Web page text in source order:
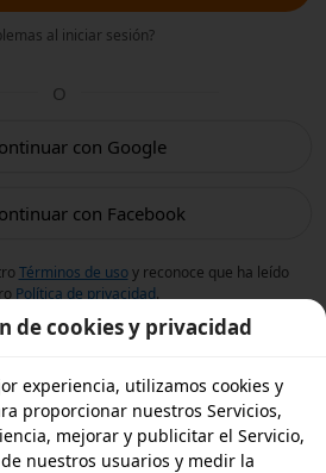
al iniciar sesión?
O
con Google
con Facebook
Términos de usoy reconoce que ha leído
Política de privacidad.
de cookies y privacidad
experiencia, utilizamos cookies y
proporcionar nuestros Servicios,
mejorar y publicitar el Servicio,
nuestros usuarios y medir la